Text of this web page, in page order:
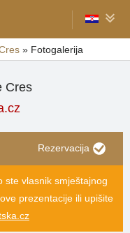
» Fotogalerija
Cres
Rezervacija
ste vlasnik smještajnog
prezentacije ili upišite